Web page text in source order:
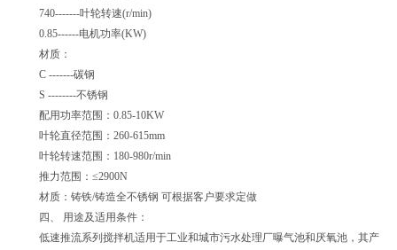
740-------叶轮转速(r/min)
0.85------电机功率(KW)
材质：
C -------碳钢
S --------不锈钢
配用功率范围：0.85-10KW
叶轮直径范围：260-615mm
叶轮转速范围：180-980r/min
推力范围：≤2900N
材质：铸铁/铸造全不锈钢 可根据客户要求定做
四、 用途及适用条件：
低速推流系列搅拌机适用于工业和城市污水处理厂曝气池和厌氧池，其产